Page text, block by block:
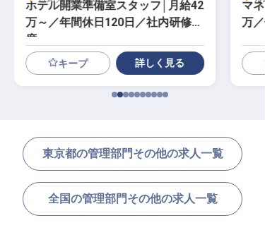
ホテル開業準備室スタッフ│月給42
万～／年間休日120日／社内研修制
度
キープ 詳しく見る
マ
万
東京都の管理部門その他の求人一覧
全国の管理部門その他の求人一覧